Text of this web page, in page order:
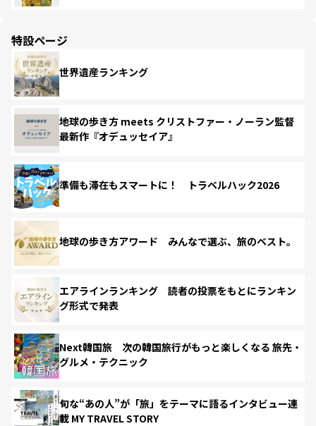
特設ページ
世界遺産ランキング
地球の歩き方 meets クリストファー・ノーラン監督
最新作『オデュッセイア』
準備も滞在もスマートに！ トラベルハック2026
地球の歩き方アワード みんなで選ぶ、旅のベスト。
エアラインランキング 読者の投票をもとにランキン
グ形式で発表
Next韓国旅 次の韓国旅行がもっと楽しくなる 旅先・
グルメ・テクニック
旬な“あの人”が「旅」をテーマに語るインタビュー連
載 MY TRAVEL STORY